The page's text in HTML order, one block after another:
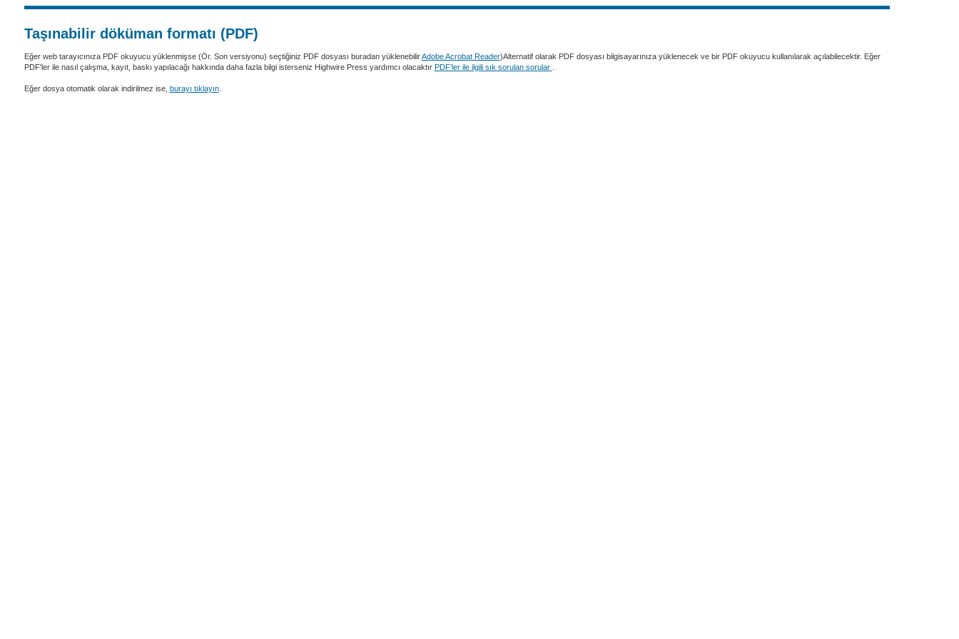
Taşınabilir döküman formatı (PDF)
Eğer web tarayıcınıza PDF okuyucu yüklenmişse (Ör. Son versiyonu) seçtiğiniz PDF dosyası buradan yüklenebilirAdobe Acrobat Reader)Alternatif olarak PDF dosyası bilgisayarınıza yüklenecek ve bir PDF okuyucu kullanılarak açılabilecektir. Eğer
PDF'ler ile nasıl çalışma, kayıt, baskı yapılacağı hakkında daha fazla bilgi isterseniz Highwire Press yardımcı olacaktır PDF'ler ile ilgili sık sorulan sorular
Eğer dosya otomatik olarak indirilmez ise, burayı tıklayın.